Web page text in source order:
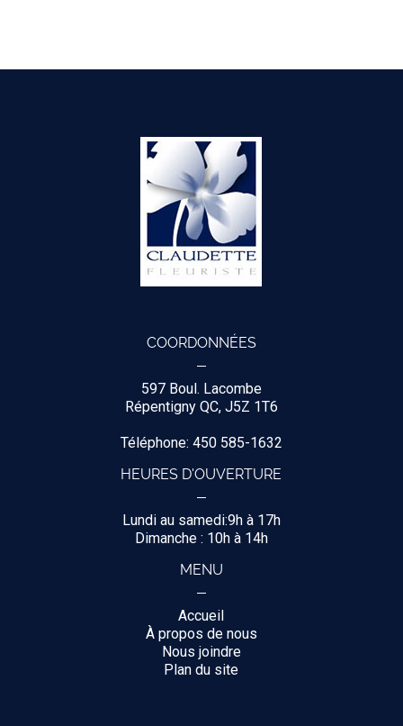
COORDONNÉES
597 Boul. Lacombe
Répentigny QC, J5Z 1T6
Téléphone: 450 585-1632
HEURES D'OUVERTURE
Lundi au samedi:9h à 17h
Dimanche : 10h à 14h
MENU
Accueil
À propos de nous
Nous joindre
Plan du site